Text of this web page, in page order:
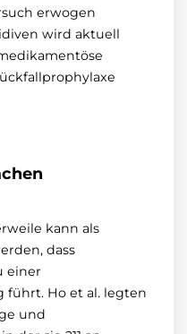
erwogen
wird aktuell
kann als
dass
einer
Ho et al. legten
und